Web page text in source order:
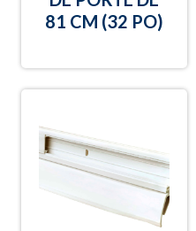
81 CM (32 PO)